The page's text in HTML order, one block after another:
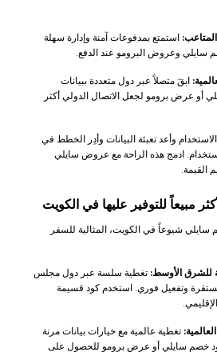
استمتع بمدفوعات آمنة وإدارة سهلة
سايلي وعروض البرومو عند الدفع.
ابقَ متصلاً عبر دول متعددة ببيانات
أو عرض برومو لجعل الاتصال الدولي أكثر
الاستخدام وأعد تعبئة البيانات وأدِر الخطط في
ادمج هذه الراحة مع عروض سايلي
القيمة.
مبيعاً للتوفير عليها في الكويت
شيوعاً في الكويت، المثالية للسفر
للشرق الأوسط: تغطية سلسة عبر دول مجلس
وتفعيل فوري. استخدم كود قسيمة
تغطية عالمية مع خيارات بيانات مرنة
خصم سايلي أو عرض برومو للحصول على